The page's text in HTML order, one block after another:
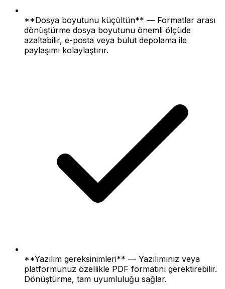
**Dosya boyutunu küçültün** — Formatlar arası
dönüştürme dosya boyutunu önemli ölçüde
azaltabilir, e-posta veya bulut depolama ile
paylaşımı kolaylaştırır.
**Yazılım gereksinimleri** — Yazılımınız veya
platformunuz özellikle PDF formatını gerektirebilir.
Dönüştürme, tam uyumluluğu sağlar.